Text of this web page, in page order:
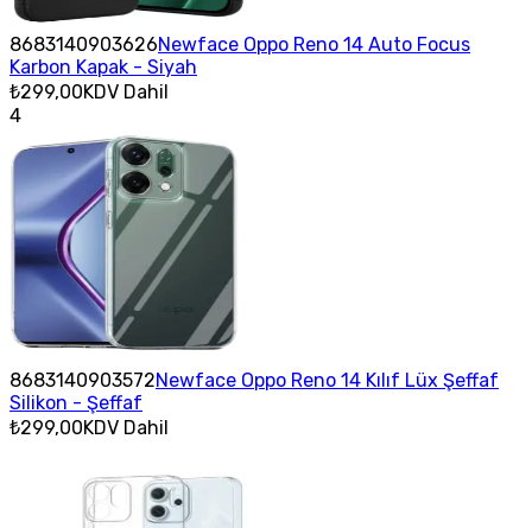
8683140903626Newface Oppo Reno 14 Auto Focus
Karbon Kapak - Siyah
₺299,00KDV Dahil
4
8683140903572Newface Oppo Reno 14 Kılıf Lüx Şeffaf
Silikon - Şeffaf
₺299,00KDV Dahil